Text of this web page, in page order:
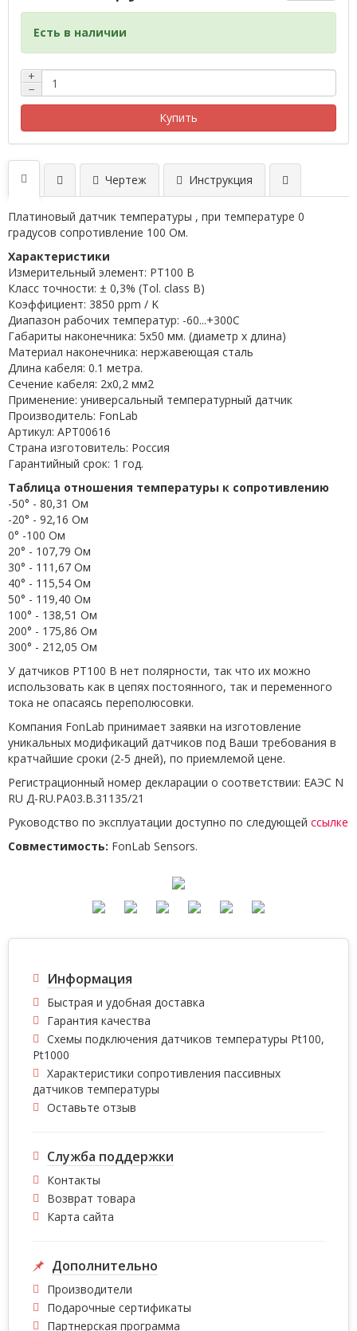
Есть в наличии
+
−
Купить
Чертеж Инструкция
Платиновый датчик температуры , при температуре 0
градусов сопротивление 100 Ом.
Характеристики
Измерительный элемент: PT100 B
Класс точности: ± 0,3% (Tol. class B)
Коэффициент: 3850 ppm / K
Диапазон рабочих температур: -60...+300C
Габариты наконечника: 5x50 мм. (диаметр х длина)
Материал наконечника: нержавеющая сталь
Длина кабеля: 0.1 метра.
Сечение кабеля: 2x0,2 мм2
Применение: универсальный температурный датчик
Производитель: FonLab
Артикул: APT00616
Страна изготовитель: Россия
Гарантийный срок: 1 год.
Таблица отношения температуры к сопротивлению
-50° - 80,31 Ом
-20° - 92,16 Ом
0° -100 Ом
20° - 107,79 Ом
30° - 111,67 Ом
40° - 115,54 Ом
50° - 119,40 Ом
100° - 138,51 Ом
200° - 175,86 Ом
300° - 212,05 Ом
У датчиков PT100 B нет полярности, так что их можно
использовать как в цепях постоянного, так и переменного
тока не опасаясь переполюсовки.
Компания FonLab принимает заявки на изготовление
уникальных модификаций датчиков под Ваши требования в
кратчайшие сроки (2-5 дней), по приемлемой цене.
Регистрационный номер декларации о соответствии: ЕАЭС N
RU Д-RU.РА03.В.31135/21
Руководство по эксплуатации доступно по следующей ссылке
Совместимость: FonLab Sensors.
Информация
Быстрая и удобная доставка
Гарантия качества
Схемы подключения датчиков температуры Pt100,
Pt1000
Характеристики сопротивления пассивных
датчиков температуры
Оставьте отзыв
Служба поддержки
Контакты
Возврат товара
Карта сайта
Дополнительно
Производители
Подарочные сертификаты
Партнерская программа